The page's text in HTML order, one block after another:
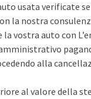
usata verificate
la nostra
vostra auto con
alla
al valore della